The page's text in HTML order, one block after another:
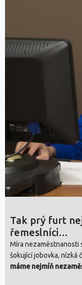
Tak prý furt
řemeslníci…
Míra nezaměstnanosti
šokující jobovka, nízká
máme nejmíň